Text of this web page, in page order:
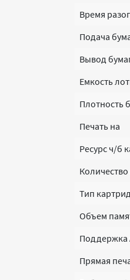
Время
Подача
Вывод
Емкость
Плотность
Печать на
Ресурс ч/б
Тип
Объем
Поддержка
Прямая